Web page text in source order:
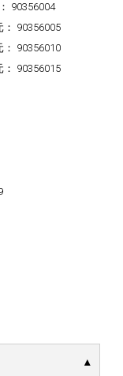
90356004
90356005
90356010
90356015